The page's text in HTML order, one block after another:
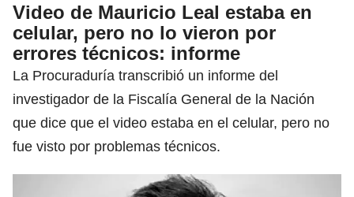
Video de Mauricio Leal estaba en
celular, pero no lo vieron por
errores técnicos: informe
La Procuraduría transcribió un informe del
investigador de la Fiscalía General de la Nación
que dice que el video estaba en el celular, pero no
fue visto por problemas técnicos.